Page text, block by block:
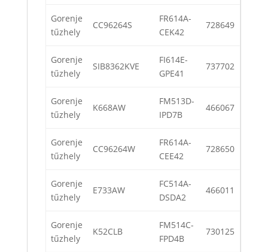
Gorenje
tűzhely
CC96264S
FR614A-
CEK42
728649
Gorenje
tűzhely
SIB8362KVE
FI614E-
GPE41
737702
Gorenje
tűzhely
K668AW
FM513D-
IPD7B
466067
Gorenje
tűzhely
CC96264W
FR614A-
CEE42
728650
Gorenje
tűzhely
E733AW
FC514A-
DSDA2
466011
Gorenje
tűzhely
K52CLB
FM514C-
FPD4B
730125